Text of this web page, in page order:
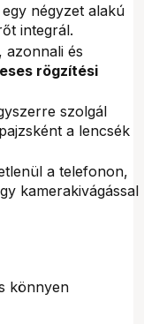
négyzet alakú
integrál.
azonnali és
rögzítési
szolgál
a lencsék
a telefonon,
kamerakivágással
könnyen